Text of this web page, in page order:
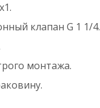
клапан G 1 1/4.
монтажа.